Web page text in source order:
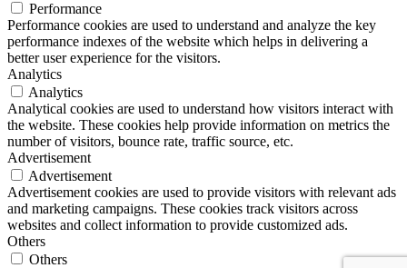
Performance
Performance cookies are used to understand and analyze the key
performance indexes of the website which helps in delivering a
better user experience for the visitors.
Analytics
Analytics
Analytical cookies are used to understand how visitors interact with
the website. These cookies help provide information on metrics the
number of visitors, bounce rate, traffic source, etc.
Advertisement
Advertisement
Advertisement cookies are used to provide visitors with relevant ads
and marketing campaigns. These cookies track visitors across
websites and collect information to provide customized ads.
Others
Others